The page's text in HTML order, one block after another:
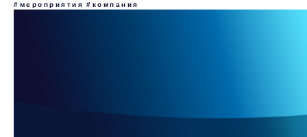
#мероприятия #компания